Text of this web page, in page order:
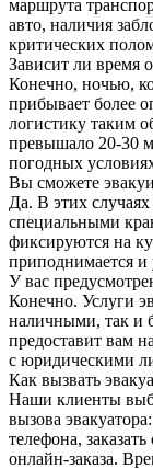
маршрута
авто, наличия
критических
Зависит ли время
Конечно, ночью,
прибывает более
логистику таким
превышало 20-30
погодных
Вы сможете
Да. В этих
специальными
фиксируются на
приподнимается и
У вас
Конечно. Услуги
наличными, так и
предоставит вам
с юридическими
Как вызвать
Наши клиенты
вызова
телефона,
онлайн-заказа.